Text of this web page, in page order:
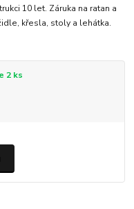
Skladem u dodavatele 2 ks